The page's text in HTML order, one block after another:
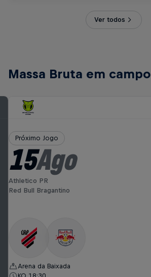
Ver todos
Massa Bruta em campo
Próximo Jogo
15Ago
Athletico PR
Red Bull Bragantino
Arena da Baixada